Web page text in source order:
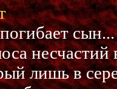
лишь в